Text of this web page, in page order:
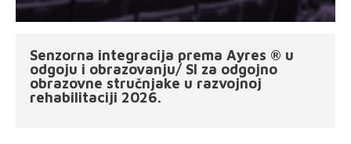
Senzorna integracija prema Ayres ® u
odgoju i obrazovanju/ SI za odgojno
obrazovne stručnjake u razvojnoj
rehabilitaciji 2026.